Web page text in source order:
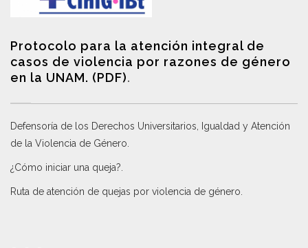
Protocolo para la atención integral de
casos de violencia por razones de género
en la UNAM. (PDF).
Defensoría de los Derechos Universitarios, Igualdad y Atención
de la Violencia de Género
¿Cómo iniciar una queja?
Ruta de atención de quejas por violencia de género